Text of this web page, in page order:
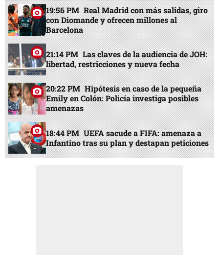
19:56 PM Real Madrid con más salidas, giro
con Diomande y ofrecen millones al
Barcelona
21:14 PM Las claves de la audiencia de JOH:
libertad, restricciones y nueva fecha
20:22 PM Hipótesis en caso de la pequeña
Emily en Colón: Policía investiga posibles
amenazas
18:44 PM UEFA sacude a FIFA: amenaza a
Infantino tras su plan y destapan peticiones